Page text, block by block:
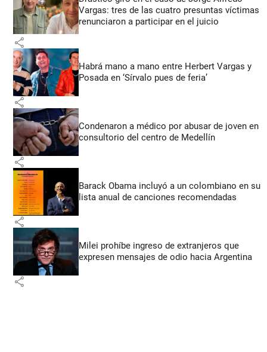
Vargas: tres de las cuatro presuntas víctimas
renunciaron a participar en el juicio
share
Habrá mano a mano entre Herbert Vargas y
Posada en ‘Sírvalo pues de feria’
share
Condenaron a médico por abusar de joven en
consultorio del centro de Medellín
share
Barack Obama incluyó a un colombiano en su
lista anual de canciones recomendadas
share
Milei prohíbe ingreso de extranjeros que
expresen mensajes de odio hacia Argentina
share